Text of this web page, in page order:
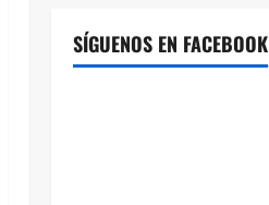
SÍGUENOS EN FACEBOOK